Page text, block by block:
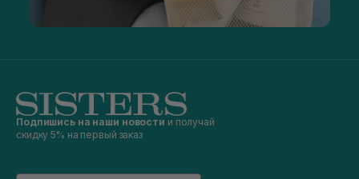
Подпишись на наши новости и получай
скидку 5% на первый заказ